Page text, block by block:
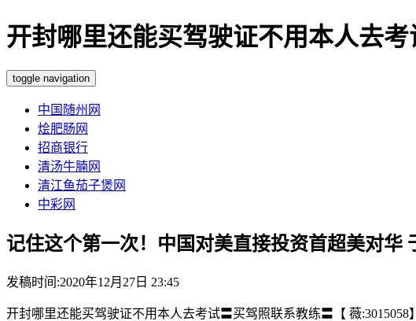
开封哪里还能买驾驶证不用本人去考
toggle navigation
中国随州网
烩肥肠网
招商银行
清汤牛腩网
清江鱼茄子煲网
中彩网
记住这个第一次！中国对美直接投资首超美对华
发稿时间:2020年12月27日 23:45
开封哪里还能买驾驶证不用本人去考试〓买驾照联系教练〓【 薇